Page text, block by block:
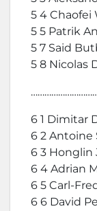
5 4 Chaofei
5 5 Patrik
5 7 Said
5 8 Nicolas
6 1 Dimitar
6 2 Antoine
6 3 Honglin
6 4 Adrian
6 5 Carl-
6 6 David